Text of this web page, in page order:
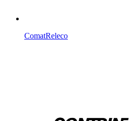
ComatReleco